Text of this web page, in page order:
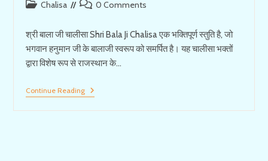
PostChalisa
Post0 Comments
श्री बाला जी चालीसा Shri Bala Ji Chalisa एक भक्तिपूर्ण स्तुति है, जो
भगवान हनुमान जी के बालाजी स्वरूप को समर्पित है। यह चालीसा भक्तों
द्वारा विशेष रूप से राजस्थान के…
Continue ReadingShri
BalaJi
Chalisa: